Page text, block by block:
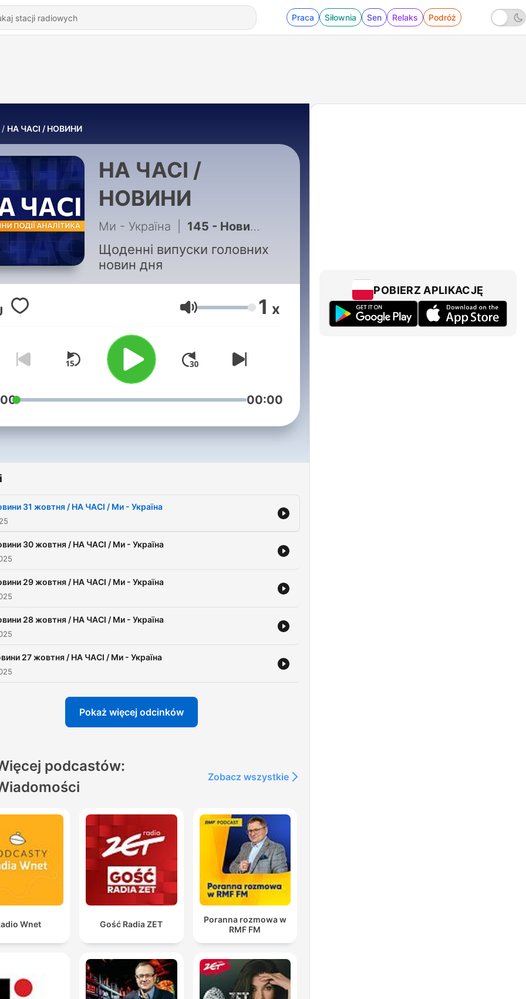
Praca Siłownia Sen Relaks Podróż
НА ЧАСІ / НОВИНИ
НА ЧАСІ /
НОВИНИ
Ми - Україна 145 - Новини 31 жовтня / НА ЧАСІ / Ми - Україна
Щоденні випуски головних
новин дня
Głośność 1 x
00:00
31 жовтня / НА ЧАСІ / Ми - Україна
30 жовтня / НА ЧАСІ / Ми - Україна
29 жовтня / НА ЧАСІ / Ми - Україна
28 жовтня / НА ЧАСІ / Ми - Україна
27 жовтня / НА ЧАСІ / Ми - Україна
Pokaż więcej odcinków
podcastów:
Zobacz wszystkie
Wnet Gość Radia ZET
Poranna rozmowa w
RMF FM
POBIERZ APLIKACJĘ